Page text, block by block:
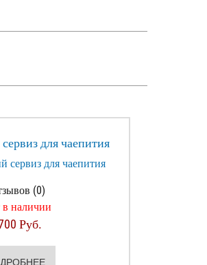
для чаепития
(0)
наличии
Руб.